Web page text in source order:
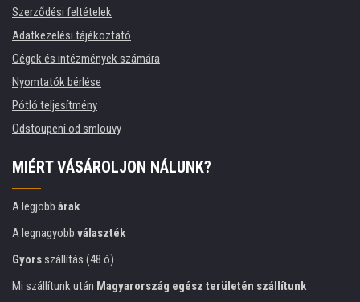
Szerződési feltételek
Adatkezelési tájékoztató
Cégek és intézmények számára
Nyomtatók bérlése
Pótló teljesítmény
Odstoupení od smlouvy
MIÉRT VÁSÁROLJON NÁLUNK?
A legjobb árak
A legnagyobb választék
Gyorsszállítás (48 ó)
Mi szállítunk után Magyarország egész területén szállítunk